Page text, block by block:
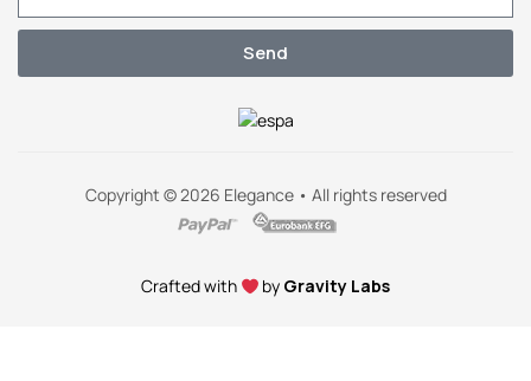
Send
Copyright © 2026 Elegance • All rights reserved
Crafted with by Gravity Labs